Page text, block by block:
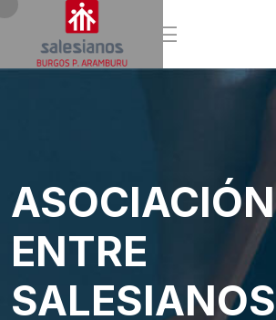
ASOCIACIÓN
ENTRE
SALESIANOS